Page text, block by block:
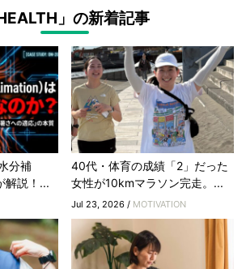
HEALTH」の新着記事
分補
解説！...
40代・体育の成績「2」だった
女性が10kmマラソン完走。...
Jul 23, 2026 / MOTIVATION